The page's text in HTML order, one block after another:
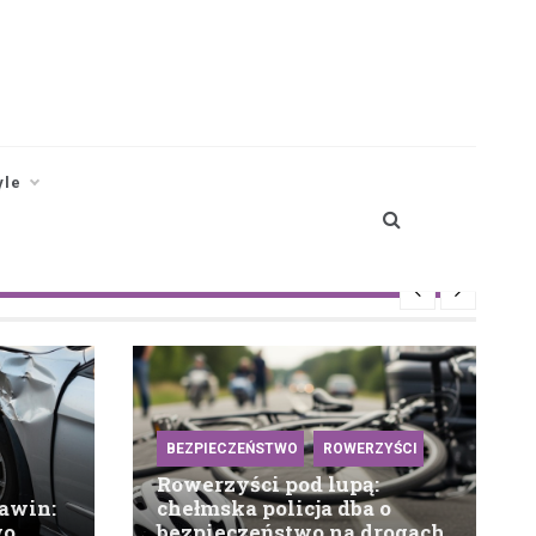
BEZPIECZEŃSTWO ROWERZYŚCI
Rowerzyści pod lupą:
chełmska policja dba o